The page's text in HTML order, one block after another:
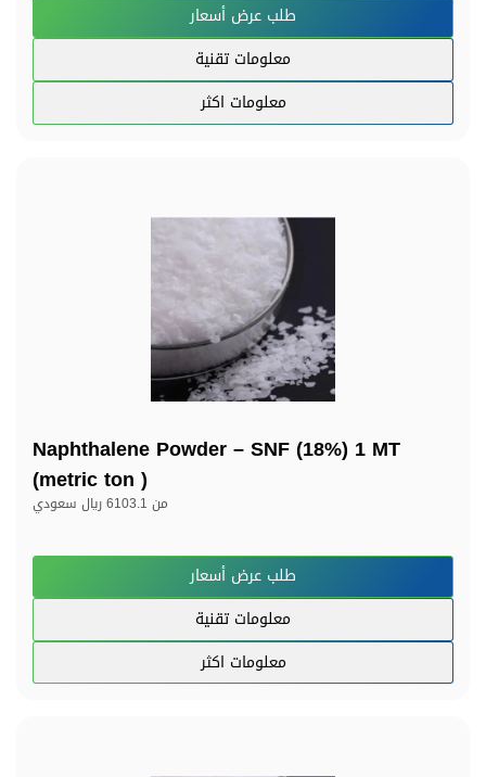
طلب عرض أسعار
معلومات تقنية
معلومات اكثر
Naphthalene Powder – SNF (18%) 1 MT
(metric ton )
من 6103.1 ريال سعودي
طلب عرض أسعار
معلومات تقنية
معلومات اكثر